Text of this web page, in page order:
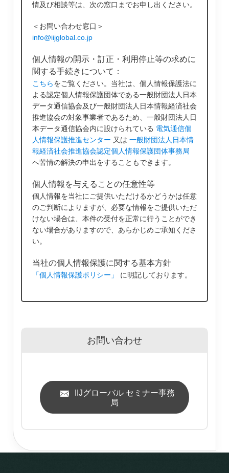
情及び相談等は、次の窓口までお申し出ください。
＜お問い合わせ窓口＞
info@iijglobal.co.jp
個人情報の開示・訂正・利用停止等の求めに
関する手続きについて：
こちらをご覧ください。当社は、個人情報保護法に
よる認定個人情報保護団体である一般財団法人日本
データ通信協会及び一般財団法人日本情報経済社会
推進協会の対象事業者であるため、一般財団法人日
本データ通信協会内に設けられている 電気通信個
人情報保護推進センター 又は 一般財団法人日本情
報経済社会推進協会認定個人情報保護団体事務局
へ苦情の解決の申出をすることもできます。
個人情報を与えることの任意性等
個人情報を当社にご提供いただけるかどうかは任意
のご判断によりますが、必要な情報をご提供いただ
けない場合は、本件の受付を正常に行うことができ
ない場合がありますので、あらかじめご承知くださ
い。
当社の個人情報保護に関する基本方針
「個人情報保護ポリシー」 に明記しております。
お問い合わせ
IIJグローバル セミナー事務
局